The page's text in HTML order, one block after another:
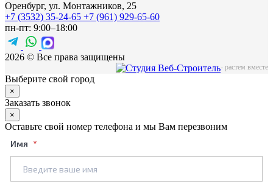
Оренбург, ул. Монтажников, 25
+7 (3532) 35-24-65 +7 (961) 929-65-60
пн-пт: 9:00–18:00
2026 © Все права защищены
- растем вместе
Выберите свой город
×
Заказать звонок
×
Оставьте свой номер телефона и мы Вам перезвоним
Имя